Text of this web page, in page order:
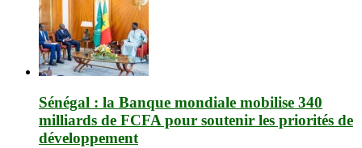
Sénégal : la Banque mondiale mobilise 340
milliards de FCFA pour soutenir les priorités de
développement